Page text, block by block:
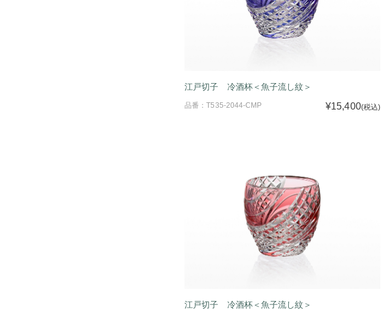
江戸切子 冷酒杯＜魚子流し紋＞
品番：T535-2044-CMP ¥15,400(税込)
江戸切子 冷酒杯＜魚子流し紋＞